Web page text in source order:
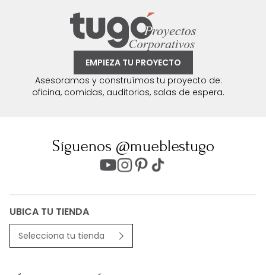
EMPIEZA TU PROYECTO
Asesoramos y construímos tu proyecto de:
oficina, comidas, auditorios, salas de espera.
Síguenos @mueblestugo
UBICA TU TIENDA
Selecciona tu tienda